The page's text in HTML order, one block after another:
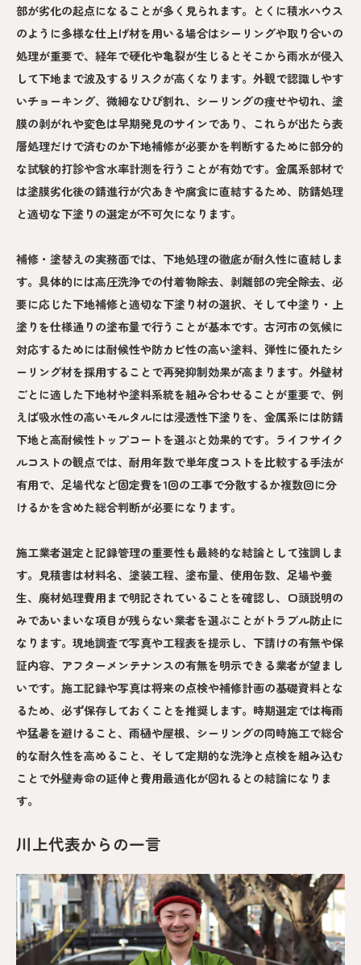
部が劣化の起点になることが多く見られます。とくに積水ハウス
のように多様な仕上げ材を用いる場合はシーリングや取り合いの
処理が重要で、経年で硬化や亀裂が生じるとそこから雨水が侵入
して下地まで波及するリスクが高くなります。外観で認識しやす
いチョーキング、微細なひび割れ、シーリングの痩せや切れ、塗
膜の剥がれや変色は早期発見のサインであり、これらが出たら表
層処理だけで済むのか下地補修が必要かを判断するために部分的
な試験的打診や含水率計測を行うことが有効です。金属系部材で
は塗膜劣化後の錆進行が穴あきや腐食に直結するため、防錆処理
と適切な下塗りの選定が不可欠になります。
補修・塗替えの実務面では、下地処理の徹底が耐久性に直結しま
す。具体的には高圧洗浄での付着物除去、剥離部の完全除去、必
要に応じた下地補修と適切な下塗り材の選択、そして中塗り・上
塗りを仕様通りの塗布量で行うことが基本です。古河市の気候に
対応するためには耐候性や防カビ性の高い塗料、弾性に優れたシ
ーリング材を採用することで再発抑制効果が高まります。外壁材
ごとに適した下地材や塗料系統を組み合わせることが重要で、例
えば吸水性の高いモルタルには浸透性下塗りを、金属系には防錆
下地と高耐候性トップコートを選ぶと効果的です。ライフサイク
ルコストの観点では、耐用年数で単年度コストを比較する手法が
有用で、足場代など固定費を1回の工事で分散するか複数回に分
けるかを含めた総合判断が必要になります。
施工業者選定と記録管理の重要性も最終的な結論として強調しま
す。見積書は材料名、塗装工程、塗布量、使用缶数、足場や養
生、廃材処理費用まで明記されていることを確認し、口頭説明の
みであいまいな項目が残らない業者を選ぶことがトラブル防止に
なります。現地調査で写真や工程表を提示し、下請けの有無や保
証内容、アフターメンテナンスの有無を明示できる業者が望まし
いです。施工記録や写真は将来の点検や補修計画の基礎資料とな
るため、必ず保存しておくことを推奨します。時期選定では梅雨
や猛暑を避けること、雨樋や屋根、シーリングの同時施工で総合
的な耐久性を高めること、そして定期的な洗浄と点検を組み込む
ことで外壁寿命の延伸と費用最適化が図れるとの結論になりま
す。
川上代表からの一言